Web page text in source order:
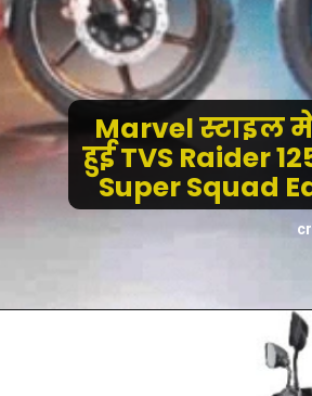
Marvel स्टाइल
हुई TVS Raider
Super Squad